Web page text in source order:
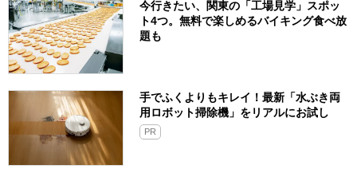
今行きたい、関東の「工場見学」スポッ
ト4つ。無料で楽しめるバイキング食べ放
題も
手でふくよりもキレイ！最新「水ぶき両
用ロボット掃除機」をリアルにお試し
PR